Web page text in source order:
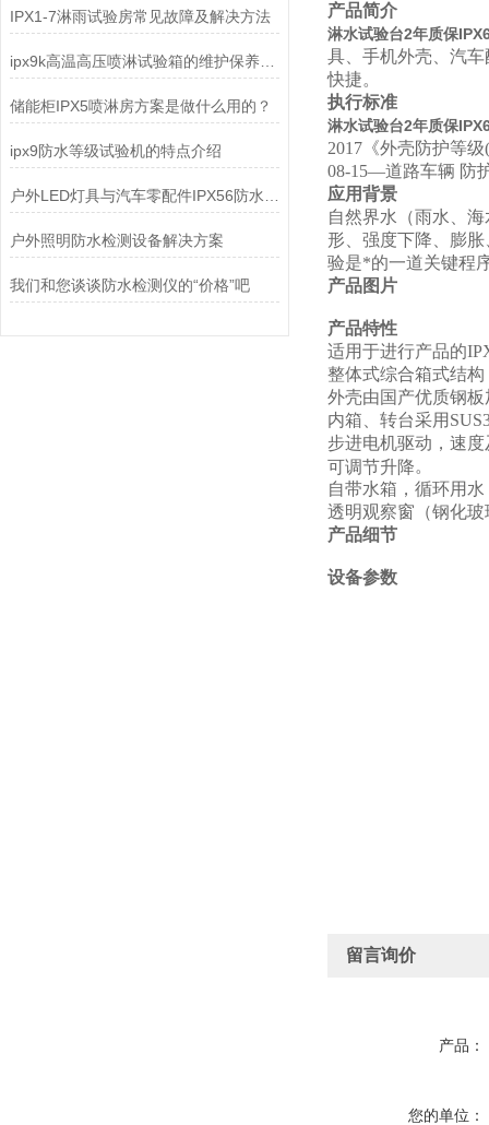
IPX1-7淋雨试验房常见故障及解决方法
ipx9k高温高压喷淋试验箱的维护保养你了解多少？
储能柜IPX5喷淋房方案是做什么用的？
ipx9防水等级试验机的特点介绍
户外照明防水检测设备解决方案
我们和您谈谈防水检测仪的“价格”吧
产品简介
淋水试验台2年质保
具、手机外壳、汽
快捷。
执行标准
淋水试验台2年质保
2017 《外壳防护等
08-15—道路车辆 防
应用背景
自然界水（雨水、
形、强度下降、膨
验是*的一道关键程
产品图片
产品特性
适用于进行产品的
整体式综合箱式结构
外壳由国产优质钢
内箱
转台采用
步进电机驱动 ，速
可调节升降。
自带水箱，循环用水
透明观察窗 （钢化
产品细节
设备参数
留言询价
产品：
您的单位：